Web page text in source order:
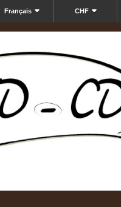
CHF
Français